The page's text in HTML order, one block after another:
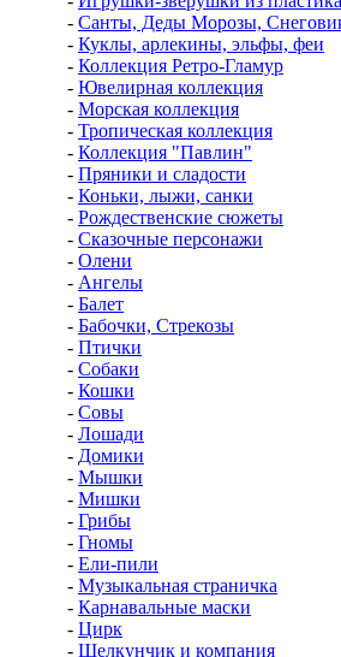
- Санты, Деды Морозы,
- Куклы, арлекины, эльфы, феи
- Коллекция Ретро-Гламур
- Ювелирная коллекция
- Морская коллекция
- Тропическая коллекция
- Коллекция "Павлин"
- Пряники и сладости
- Коньки, лыжи, санки
- Рождественские сюжеты
- Сказочные персонажи
- Олени
- Ангелы
- Балет
- Бабочки, Стрекозы
- Птички
- Собаки
- Кошки
- Совы
- Лошади
- Домики
- Мышки
- Мишки
- Грибы
- Гномы
- Ели-пили
- Музыкальная страничка
- Карнавальные маски
- Цирк
- Щелкунчик и компания